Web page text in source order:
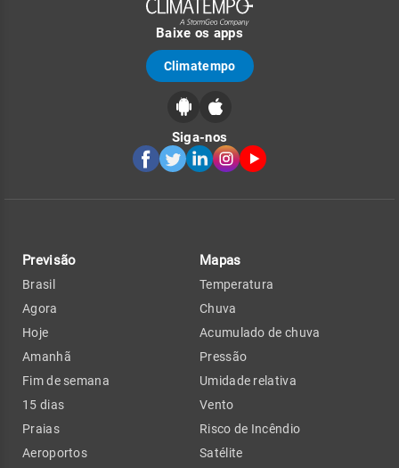
Baixe os apps
Climatempo
Siga-nos
Previsão
Brasil
Agora
Hoje
Amanhã
Fim de semana
15 dias
Praias
Aeroportos
Mapas
Temperatura
Chuva
Acumulado de chuva
Pressão
Umidade relativa
Vento
Risco de Incêndio
Satélite